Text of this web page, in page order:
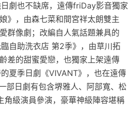
劇也不缺席，遠傳friDay影音獨家
》，由森七菜和間宮祥太朗雙主
群像劇；改編自人氣話題兼具的
自助洗衣店 第2季》，由草川拓
差的甜蜜愛戀，也獨家上架遠傳
夏季日劇《VIVANT》，也在遠傳
部日劇有包含堺雅人、阿部寬、松
角級演員參演，豪華神級陣容堪稱